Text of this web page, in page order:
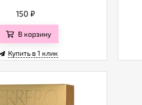
150 ₽
В корзину
Купить в 1 клик